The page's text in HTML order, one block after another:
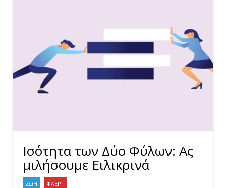
Ισότητα των Δύο Φύλων: Ας
μιλήσουμε Ειλικρινά
ΖΩΗ ΦΛΕΡΤ